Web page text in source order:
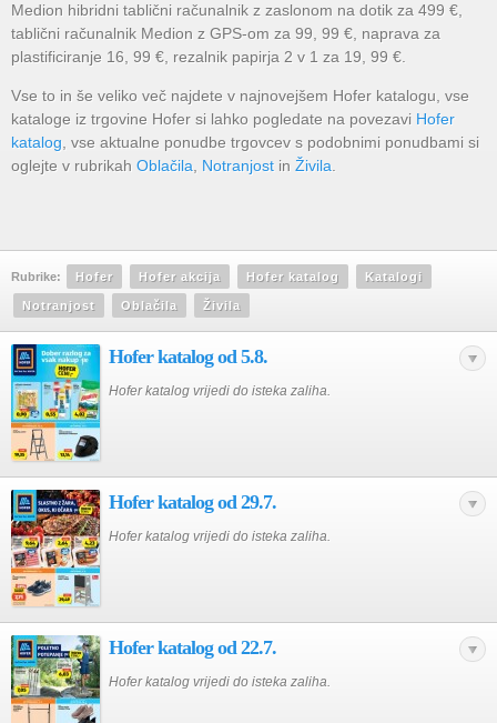
Medion hibridni tablični računalnik z zaslonom na dotik za 499 €,
tablični računalnik Medion z GPS-om za 99, 99 €, naprava za
plastificiranje 16, 99 €, rezalnik papirja 2 v 1 za 19, 99 €.
Vse to in še veliko več najdete v najnovejšem Hofer katalogu, vse
kataloge iz trgovine Hofer si lahko pogledate na povezavi Hofer
katalog , vse aktualne ponudbe trgovcev s podobnimi ponudbami si
oglejte v rubrikah Oblačila Notranjost in Živila
Rubrike: Hofer Hofer akcija Hofer katalog Katalogi
Notranjost Oblačila Živila
Hofer katalog od 5.8.
Hofer katalog vrijedi do isteka zaliha.
Hofer katalog od 29.7.
Hofer katalog vrijedi do isteka zaliha.
Hofer katalog od 22.7.
Hofer katalog vrijedi do isteka zaliha.